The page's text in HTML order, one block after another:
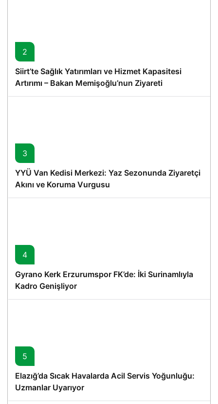
2
Siirt’te Sağlık Yatırımları ve Hizmet Kapasitesi
Artırımı – Bakan Memişoğlu’nun Ziyareti
3
YYÜ Van Kedisi Merkezi: Yaz Sezonunda Ziyaretçi
Akını ve Koruma Vurgusu
4
Gyrano Kerk Erzurumspor FK’de: İki Surinamlıyla
Kadro Genişliyor
5
Elazığ’da Sıcak Havalarda Acil Servis Yoğunluğu:
Uzmanlar Uyarıyor